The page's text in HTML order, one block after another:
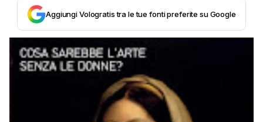
Aggiungi Vologratis tra le tue fonti preferite su Google